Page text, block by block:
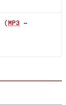
(MP3 -